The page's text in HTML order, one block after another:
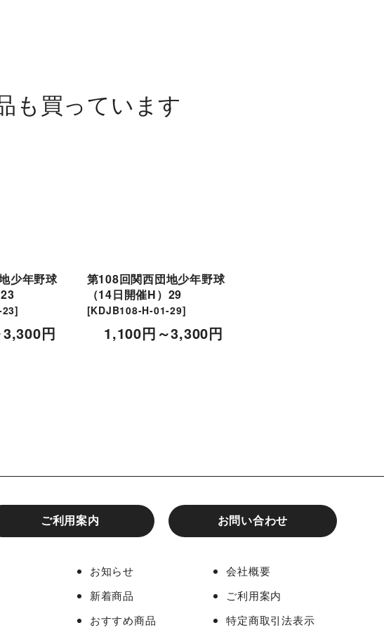
も買っています
少年野球
23]
3,300円
第108回関西団地少年野球
（14日開催H）29
[KDJB108-H-01-29]
1,100円 ～3,300円
ご利用案内 お問い合わせ
お知らせ
新着商品
おすすめ商品
会社概要
ご利用案内
特定商取引法表示